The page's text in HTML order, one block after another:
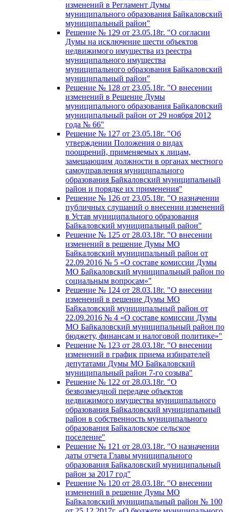
изменений в Регламент Думы
муниципального образования Байкаловский
муниципальный район"
Решение № 129 от 23.05.18г. "О согласии
Думы на исключение шести объектов
недвижимого имущества из реестра
муниципального имущества
муниципального образования Байкаловский
муниципальный район"
Решение № 128 от 23.05.18г. "О внесении
изменений в Решение Думы
муниципального образования Байкаловский
муниципальный район от 29 ноября 2012
года № 66"
Решение № 127 от 23.05.18г. "Об
утверждении Положения о видах
поощрений, применяемых к лицам,
замещающим должности в органах местного
самоуправления муниципального
образования Байкаловский муниципальный
район и порядке их применения"
Решение № 126 от 23.05.18г. "О назначении
публичных слушаний о внесении изменений
в Устав муниципального образования
Байкаловский муниципальный район"
Решение № 125 от 28.03.18г. "О внесении
изменений в решение Думы МО
Байкаловский муниципальный район от
22.09.2016 № 5 «О составе комиссии Думы
МО Байкаловский муниципальный район по
социальным вопросам»"
Решение № 124 от 28.03.18г. "О внесении
изменений в решение Думы МО
Байкаловский муниципальный район от
22.09.2016 № 4 «О составе комиссии Думы
МО Байкаловский муниципальный район по
бюджету, финансам и налоговой политике»"
Решение № 123 от 28.03.18г. "О внесении
изменений в график приема избирателей
депутатами Думы МО Байкаловский
муниципальный район 7-го созыва"
Решение № 122 от 28.03.18г. "О
безвозмездной передаче объектов
недвижимого имущества муниципального
образования Байкаловский муниципальный
район в собственность муниципального
образования Байкаловское сельское
поселение"
Решение № 121 от 28.03.18г. "О назначении
даты отчета Главы муниципального
образования Байкаловский муниципальный
район за 2017 год"
Решение № 120 от 28.03.18г. "О внесении
изменений в решение Думы МО
Байкаловский муниципальный район № 100